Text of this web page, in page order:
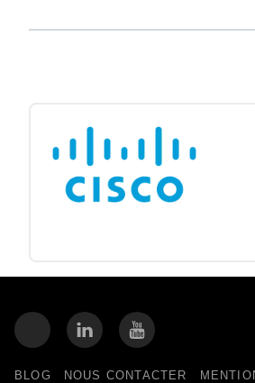
BLOG NOUS CONTACTER